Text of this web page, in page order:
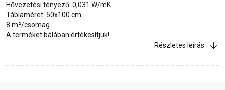
Hővezetési tényező: 0,031 W/mK
Táblaméret: 50x100 cm
8 m²/csomag
A terméket bálában értékesítjük!
Részletes leírás